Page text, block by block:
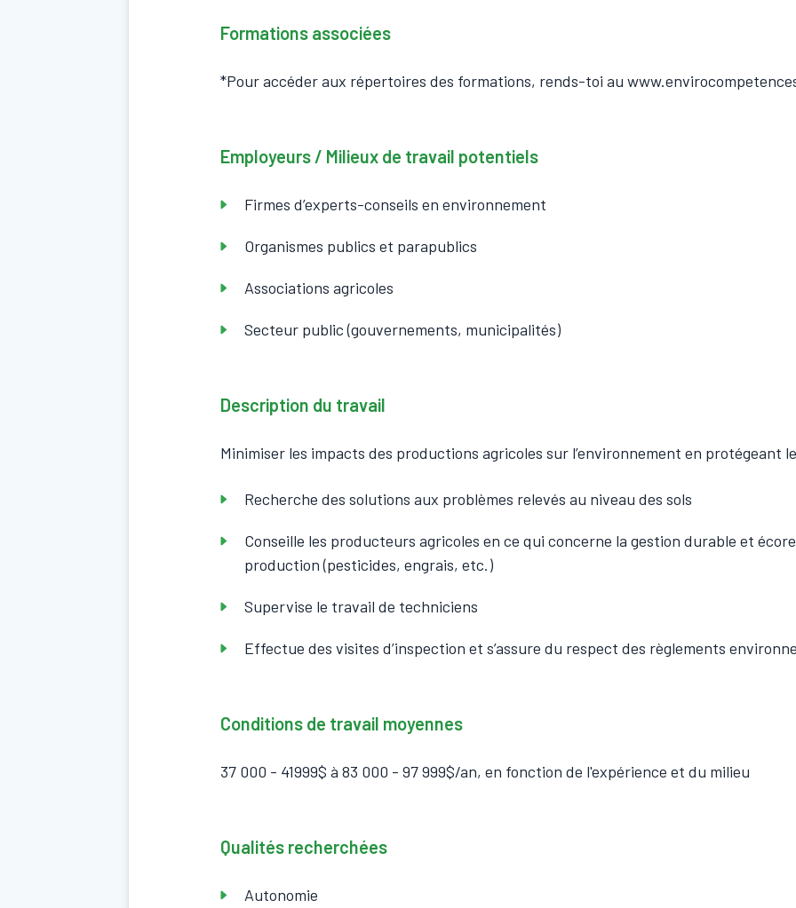
Formations associées
*Pour accéder aux répertoires des formations, rends-toi au
Employeurs / Milieux de travail potentiels
Firmes d’experts-conseils en environnement
Organismes publics et parapublics
Associations agricoles
Secteur public (gouvernements, municipalités)
Description du travail
Minimiser les impacts des productions agricoles sur l’environnement en protégeant
Recherche des solutions aux problèmes relevés au niveau des sols
Conseille les producteurs agricoles en ce qui concerne la gestion durable et
production (pesticides, engrais, etc.)
Supervise le travail de techniciens
Effectue des visites d’inspection et s’assure du respect des règlements
Conditions de travail moyennes
37 000 - 41999$ à 83 000 - 97 999$/an, en fonction de l'expérience et du milieu
Qualités recherchées
Autonomie